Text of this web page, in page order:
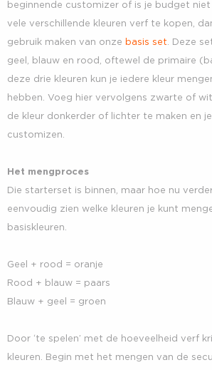
beginnende customizer of is je budget
vele verschillende kleuren verf te kopen,
gebruik maken van onze basis set. Deze
geel, blauw en rood, oftewel de primaire
deze drie kleuren kun je iedere kleur
hebben. Voeg hier vervolgens zwarte of
de kleur donkerder of lichter te maken en
customizen.
Het mengproces
Die starterset is binnen, maar hoe nu
eenvoudig zien welke kleuren je kunt
basiskleuren.
Geel + rood = oranje
Rood + blauw = paars
Blauw + geel = groen
Door ‘te spelen’ met de hoeveelheid verf
kleuren. Begin met het mengen van de